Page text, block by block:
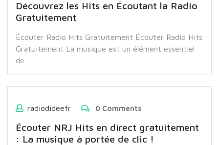
Découvrez les Hits en Écoutant la Radio
Gratuitement
Écouter Radio Hits Gratuitement Écouter Radio Hits
Gratuitement La musique est un élément essentiel
de…
radiodideefr 0 Comments
Écouter NRJ Hits en direct gratuitement
: La musique à portée de clic !